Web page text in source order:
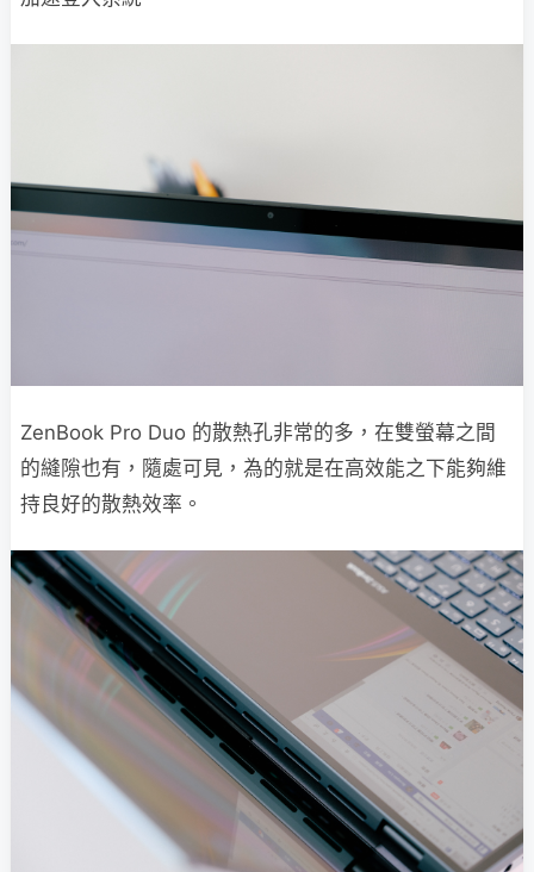
ZenBook Pro Duo 的散熱孔非常的多，在雙螢幕之間
的縫隙也有，隨處可見，為的就是在高效能之下能夠維
持良好的散熱效率。